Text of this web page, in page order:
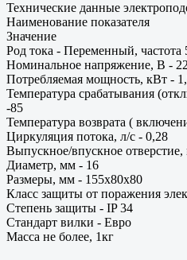
Технические данные
Наименование показателя
Значение
Род тока - Переменный, частота
Номинальное напряжение, В -
Потребляемая мощность, кВт -
Температура срабатывания
-85
Температура возврата (
Циркуляция потока, л/с - 0,28
Выпускное/впускное
Диаметр, мм - 16
Размеры, мм - 155х80х80
Класс защиты от поражения
Степень защиты - IP 34
Стандарт вилки - Евро
Масса не более, 1кг